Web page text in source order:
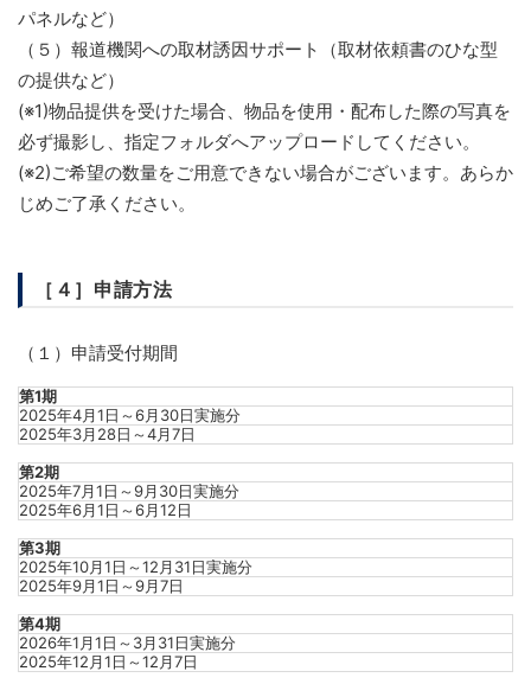
パネルなど）
（５）報道機関への取材誘因サポート（取材依頼書のひな型
の提供など）
(※1)物品提供を受けた場合、物品を使用・配布した際の写真を
必ず撮影し、指定フォルダへアップロードしてください。
(※2)ご希望の数量をご用意できない場合がございます。あらか
じめご了承ください。
［４］申請方法
（１）申請受付期間
第1期
2025年4月1日～6月30日実施分
2025年3月28日～4月7日
第2期
2025年7月1日～9月30日実施分
2025年6月1日～6月12日
第3期
2025年10月1日～12月31日実施分
2025年9月1日～9月7日
第4期
2026年1月1日～3月31日実施分
2025年12月1日～12月7日